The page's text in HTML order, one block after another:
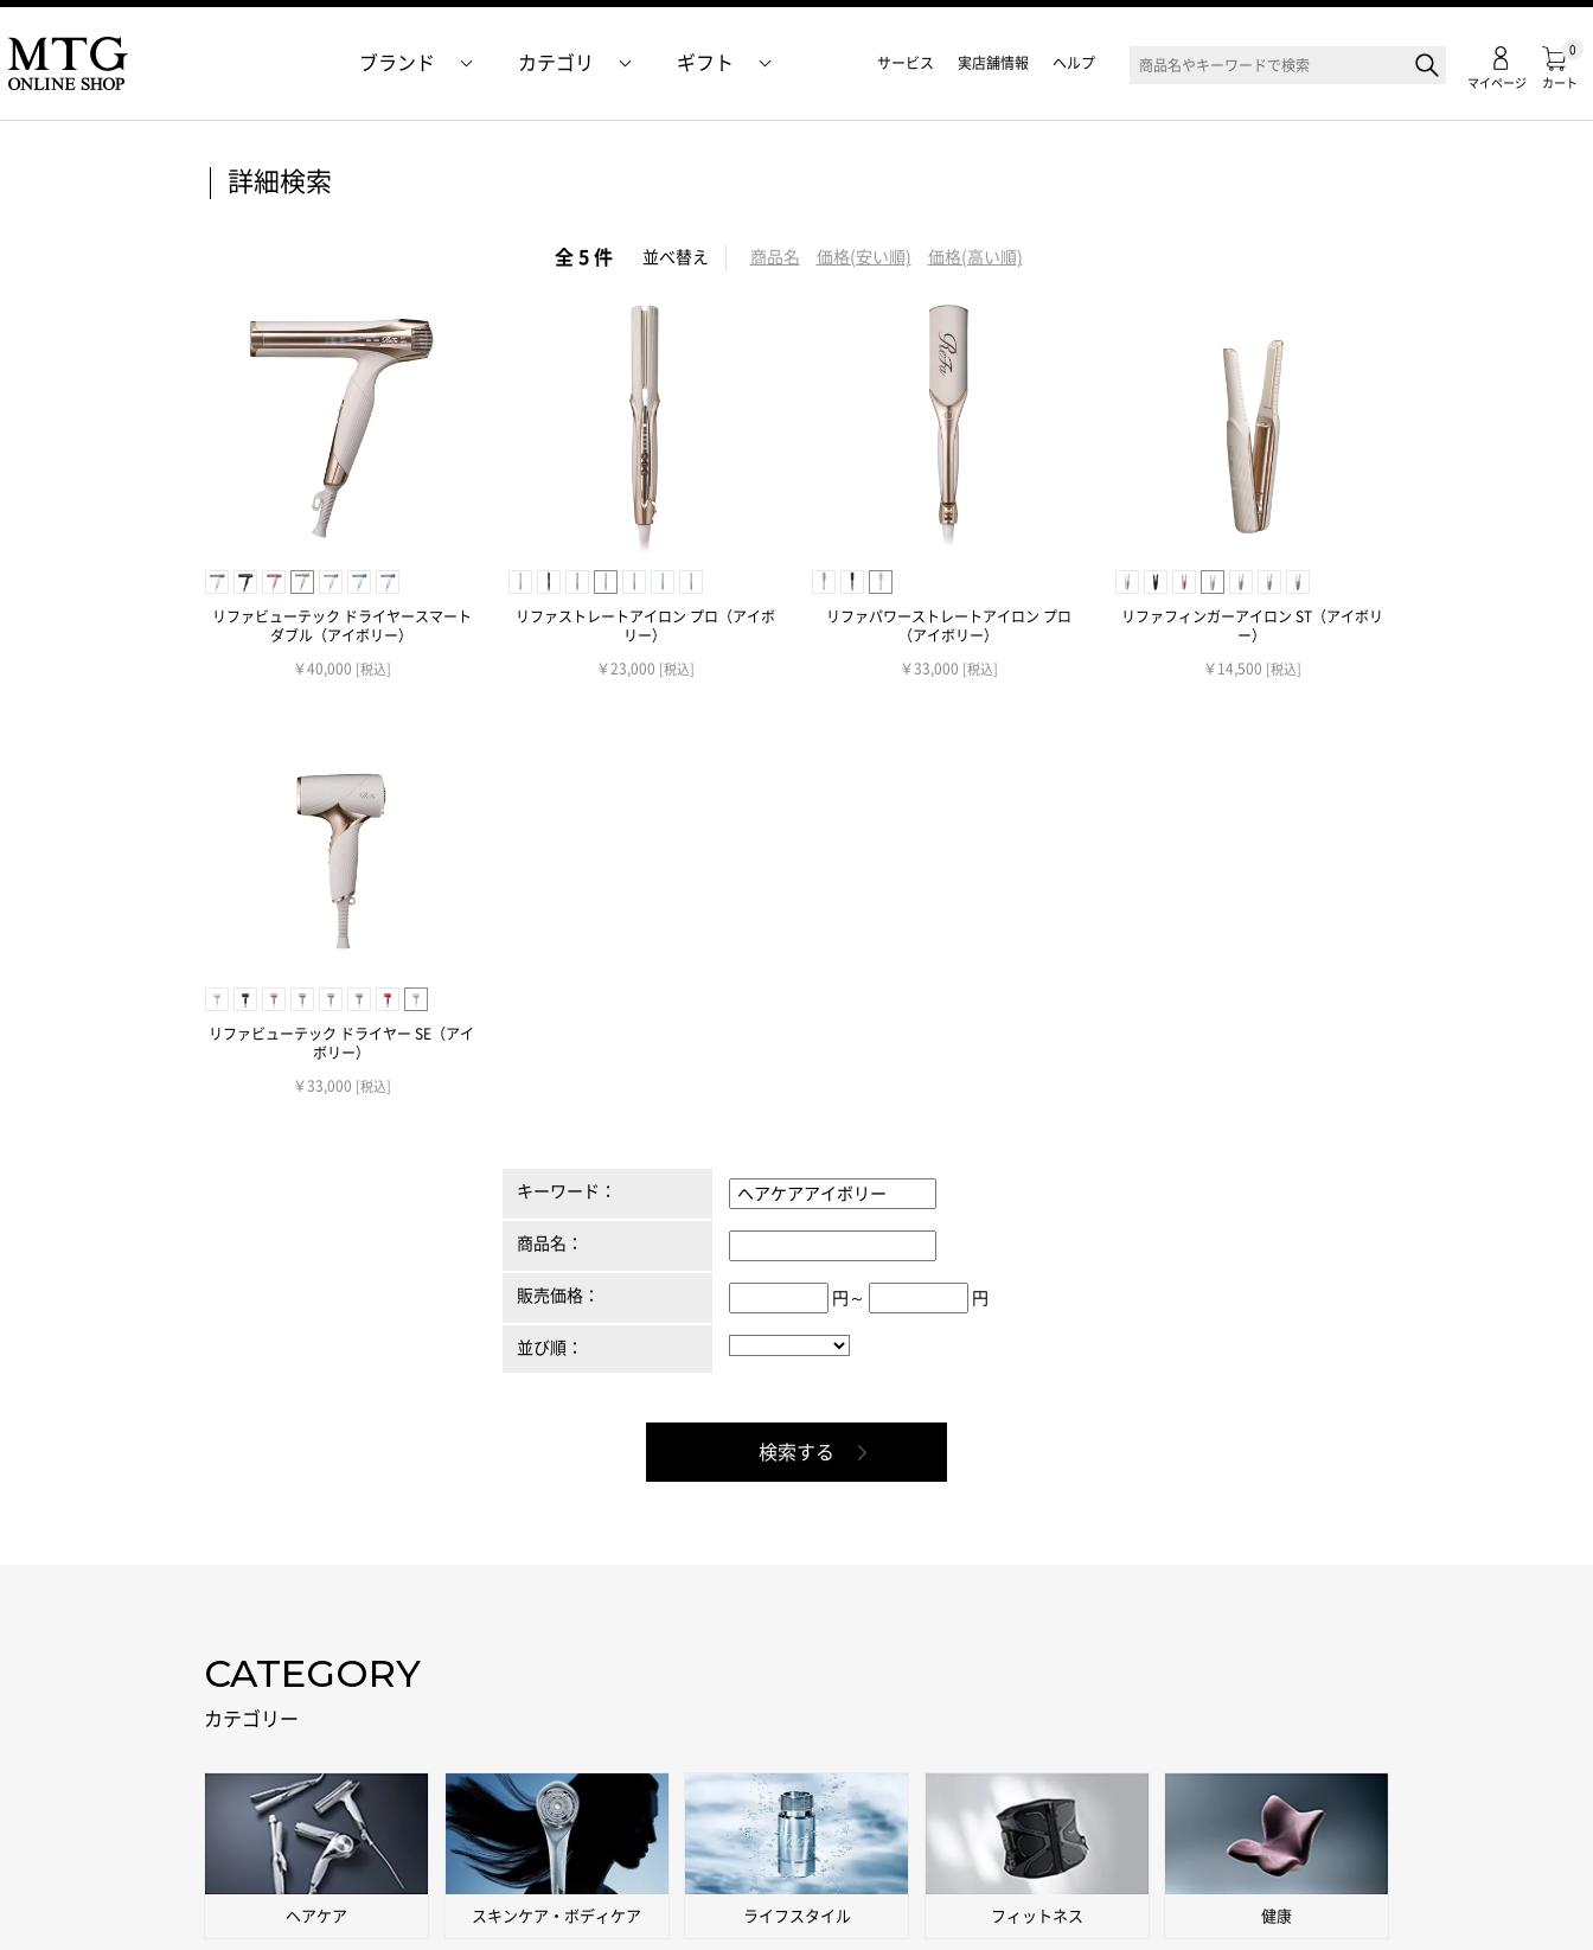
カート
0
マイページ
ブランド カテゴリ ギフト サービス 実店舗情報 ヘルプ
詳細検索
全 5 件 並べ替え 商品名 価格(安い順) 価格(高い順)
リファビューテック ドライヤースマート
ダブル（アイボリー）
￥40,000 [税込]
リファストレートアイロン プロ（アイボ
リー）
￥23,000 [税込]
リファパワーストレートアイロン プロ
（アイボリー）
￥33,000 [税込]
リファフィンガーアイロン ST（アイボリ
ー）
￥14,500 [税込]
リファビューテック ドライヤー SE（アイ
ボリー）
￥33,000 [税込]
キーワード：
商品名：
販売価格： 円～ 円
並び順：
CATEGORY
カテゴリー
ヘアケア スキンケア・ボディケア ライフスタイル フィットネス 健康